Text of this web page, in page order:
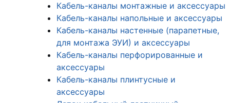
Кабель-каналы монтажные и аксессуары
Кабель-каналы напольные и аксессуары
Кабель-каналы настенные (парапетные,
для монтажа ЭУИ) и аксессуары
Кабель-каналы перфорированные и
аксессуары
Кабель-каналы плинтусные и
аксессуары